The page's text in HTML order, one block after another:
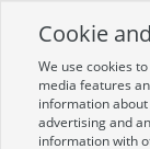
Zur
Toggle
navigation
Cookie
We use cookies
media features
information
advertising and
information with